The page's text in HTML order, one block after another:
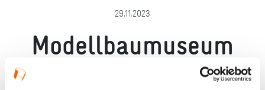
29.11.2023
Modellbaumuseum